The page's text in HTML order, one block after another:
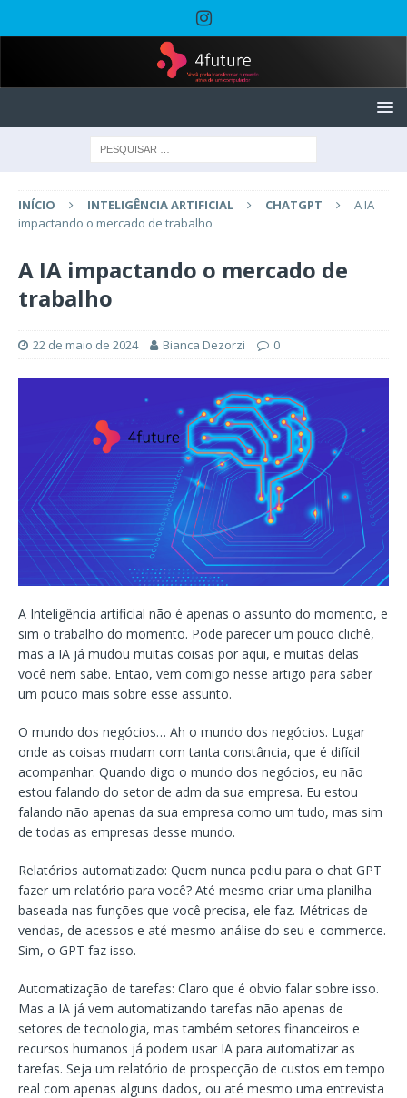
INÍCIO INTELIGÊNCIA ARTIFICIAL CHATGPT
A IA
impactando o mercado de trabalho
A IA impactando o mercado de
trabalho
22 de maio de 2024 Bianca Dezorzi 0
A Inteligência artificial não é apenas o assunto do momento, e
sim o trabalho do momento. Pode parecer um pouco clichê,
mas a IA já mudou muitas coisas por aqui, e muitas delas
você nem sabe. Então, vem comigo nesse artigo para saber
um pouco mais sobre esse assunto.
O mundo dos negócios… Ah o mundo dos negócios. Lugar
onde as coisas mudam com tanta constância, que é difícil
acompanhar. Quando digo o mundo dos negócios, eu não
estou falando do setor de adm da sua empresa. Eu estou
falando não apenas da sua empresa como um tudo, mas sim
de todas as empresas desse mundo.
Relatórios automatizado: Quem nunca pediu para o chat GPT
fazer um relatório para você? Até mesmo criar uma planilha
baseada nas funções que você precisa, ele faz. Métricas de
vendas, de acessos e até mesmo análise do seu e-commerce.
Sim, o GPT faz isso.
Automatização de tarefas: Claro que é obvio falar sobre isso.
Mas a IA já vem automatizando tarefas não apenas de
setores de tecnologia, mas também setores financeiros e
recursos humanos já podem usar IA para automatizar as
tarefas. Seja um relatório de prospecção de custos em tempo
real com apenas alguns dados, ou até mesmo uma entrevista